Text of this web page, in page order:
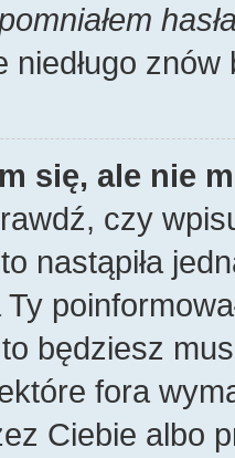
niedługo
się, ale nie
czy
nastąpiła
Ty
będziesz
fora
Ciebie albo